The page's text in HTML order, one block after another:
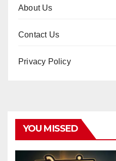
About Us
Contact Us
Privacy Policy
YOU MISSED